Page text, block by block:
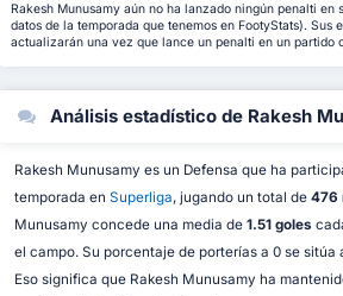
Rakesh Munusamy aún no ha lanzado ningún penalti en
datos de la temporada que tenemos en FootyStats). Sus
actualizarán una vez que lance un penalti en un partido
Análisis estadístico de Rakesh
Rakesh Munusamy es un Defensa que ha
temporada en Superliga, jugando un total de 476
Munusamy concede una media de 1.51 goles
el campo. Su porcentaje de porterías a 0 se sitúa
Eso significa que Rakesh Munusamy ha